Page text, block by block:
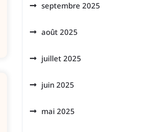
septembre 2025
août 2025
juillet 2025
juin 2025
mai 2025